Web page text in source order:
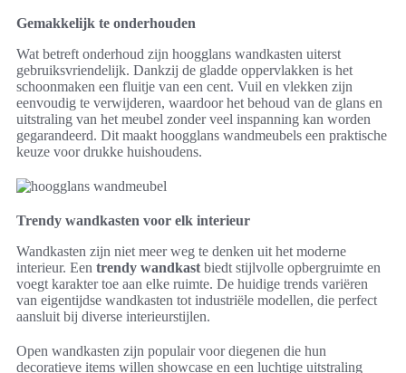
Gemakkelijk te onderhouden
Wat betreft onderhoud zijn hoogglans wandkasten uiterst
gebruiksvriendelijk. Dankzij de gladde oppervlakken is het
schoonmaken een fluitje van een cent. Vuil en vlekken zijn
eenvoudig te verwijderen, waardoor het behoud van de glans en
uitstraling van het meubel zonder veel inspanning kan worden
gegarandeerd. Dit maakt hoogglans wandmeubels een praktische
keuze voor drukke huishoudens.
Trendy wandkasten voor elk interieur
Wandkasten zijn niet meer weg te denken uit het moderne
interieur. Een trendy wandkast biedt stijlvolle opbergruimte en
voegt karakter toe aan elke ruimte. De huidige trends variëren
van eigentijdse wandkasten tot industriële modellen, die perfect
aansluit bij diverse interieurstijlen.
Open wandkasten zijn populair voor diegenen die hun
decoratieve items willen showcase en een luchtige uitstraling